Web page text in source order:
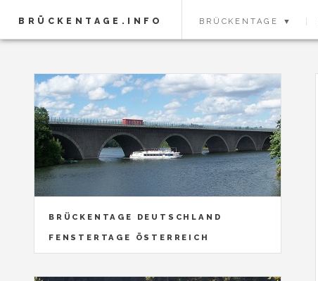
BRÜCKENTAGE.INFO BRÜCKENTAGE ▼
BRÜCKENTAGE DEUTSCHLAND
FENSTERTAGE ÖSTERREICH